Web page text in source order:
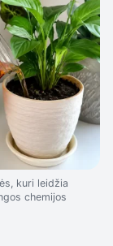
kuri leidžia
chemijos